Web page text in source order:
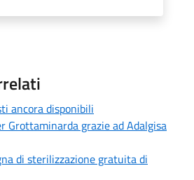
ancora disponibili
Grottaminarda grazie ad Adalgisa
di sterilizzazione gratuita di